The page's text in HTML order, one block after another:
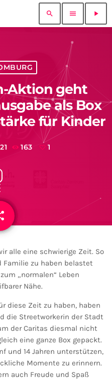
search menu play_arrow
Aktion geht
als Box
für Kinder
163 1
alle eine schwierige Zeit. So
Familie zu haben belastet
„normalen“ Leben
Nähe.
diese Zeit zu haben, haben
die Streetworkerin der Stadt
der Caritas diesmal nicht
eine ganze Box gepackt.
und 14 Jahren unterstützen,
Momente zu erinnern.
auch Freude und Spaß